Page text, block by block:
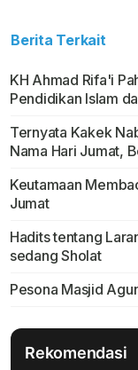
Berita Terkait
KH Ahmad Rifa'i
Pendidikan Islam
Ternyata Kakek
Nama Hari Jumat,
Keutamaan
Jumat
Hadits tentang
sedang Sholat
Pesona Masjid
Rekomendasi